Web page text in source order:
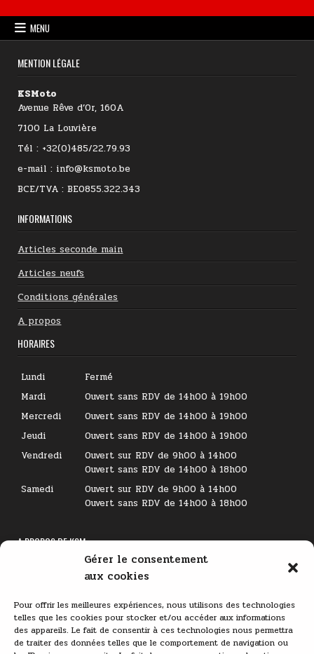
Gérer le consentement
aux cookies
Pour offrir les meilleures expériences, nous utilisons des technologies
telles que les cookies pour stocker et/ou accéder aux informations
des appareils. Le fait de consentir à ces technologies nous permettra
de traiter des données telles que le comportement de navigation ou
MENU
MENTION LÉGALE
KSMoto
Avenue Rêve d’Or, 160A
7100 La Louvière
Tél : +32(0)485/22.79.93
e-mail : info@ksmoto.be
BCE/TVA : BE0855.322.343
INFORMATIONS
Articles seconde main
Articles neufs
Conditions générales
A propos
HORAIRES
Lundi
Fermé
Mardi
Ouvert sans RDV de 14h00 à 19h00
Mercredi
Ouvert sans RDV de 14h00 à 19h00
Jeudi
Ouvert sans RDV de 14h00 à 19h00
Vendredi
Ouvert sur RDV de 9h00 à 14h00
Ouvert sans RDV de 14h00 à 18h00
Samedi
Ouvert sur RDV de 9h00 à 14h00
Ouvert sans RDV de 14h00 à 18h00
A PROPOS DE KSM